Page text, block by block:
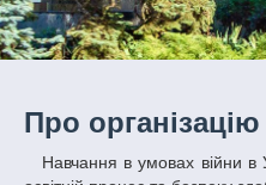
Про
Навчання в умовах війни в Україні є викликом для всіх сторін, проте за допомогою відповідних заходів та співпраці можливо забезпечити